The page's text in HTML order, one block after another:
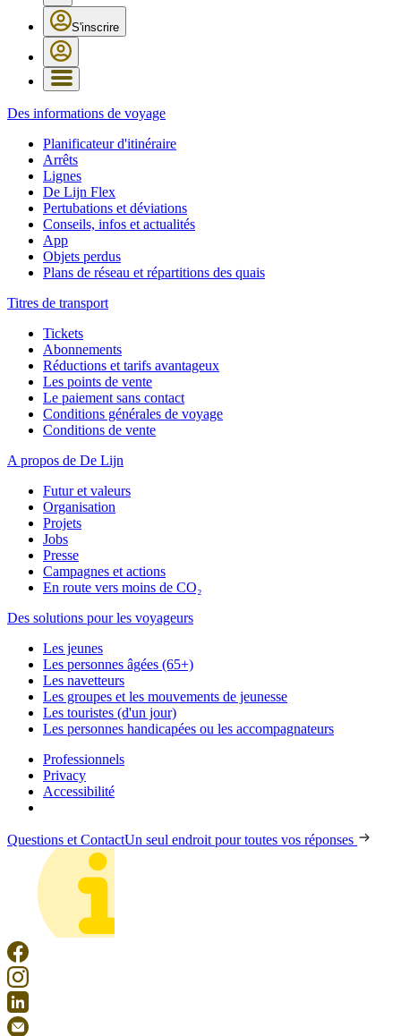
S'inscrire
Des informations de voyage
Planificateur d'itinéraire
Arrêts
Lignes
De Lijn Flex
Pertubations et déviations
Conseils, infos et actualités
App
Objets perdus
Plans de réseau et répartitions des quais
Titres de transport
Tickets
Abonnements
Réductions et tarifs avantageux
Les points de vente
Le paiement sans contact
Conditions générales de voyage
Conditions de vente
A propos de De Lijn
Futur et valeurs
Organisation
Projets
Jobs
Presse
Campagnes et actions
En route vers moins de CO₂
Des solutions pour les voyageurs
Les jeunes
Les personnes âgées (65+)
Les navetteurs
Les groupes et les mouvements de jeunesse
Les touristes (d'un jour)
Les personnes handicapées ou les accompagnateurs
Professionnels
Privacy
Accessibilité
Questions et ContactUn seul endroit pour toutes vos réponses